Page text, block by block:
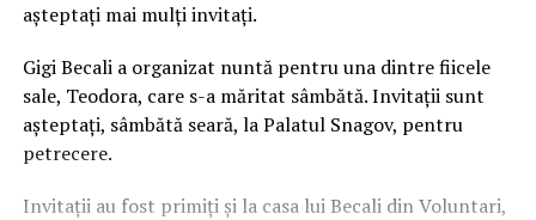
aşteptaţi mai mulţi invitaţi.
Gigi Becali a organizat nuntă pentru una dintre fiicele
sale, Teodora, care s-a măritat sâmbătă. Invitaţii sunt
aşteptaţi, sâmbătă seară, la Palatul Snagov, pentru
petrecere.
Invitaţii au fost primiţi şi la casa lui Becali din Voluntari,